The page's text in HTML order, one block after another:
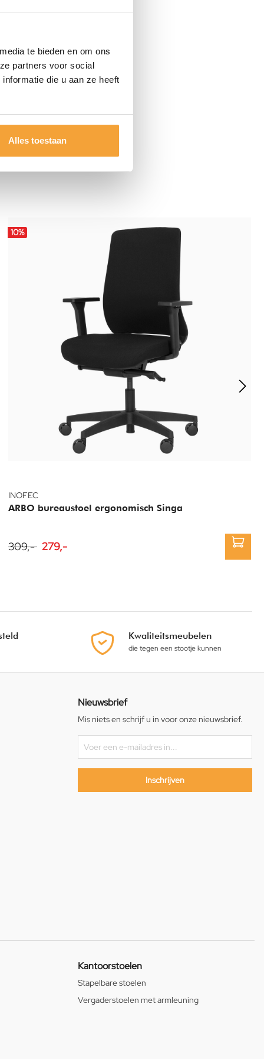
te bieden en om ons
partners voor social
die u aan ze heeft
Alles toestaan
10%
INOFEC
ARBO bureaustoel ergonomisch Singa
309,- 279,-
Kwaliteitsmeubelen
die tegen een stootje kunnen
Kantoorstoelen
Stapelbare stoelen
Vergaderstoelen met armleuning
Nieuwsbrief
Mis niets en schrijf u in voor onze nieuwsbrief.
Inschrijven